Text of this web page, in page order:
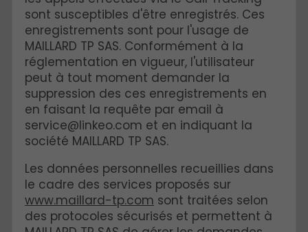
sont susceptibles d'être enregistrés. Ces
enregistrements sont pour l'usage de
MAILLARD TP SAS. Conformément à la
réglementation en vigueur, l'utilisateur
peut à tout moment demander la
suppression des ces enregistrements en
en faisant la requête par email à
service@linkeo.com et en indiquant la
société MAILLARD TP SAS.
Les données personnelles recueillies dans
le cadre des services proposés sur
www.maillard-tp.com sont traitées selon
des protocoles sécurisés et permettent à